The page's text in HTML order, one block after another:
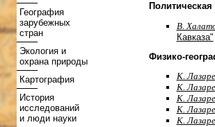
География
зарубежных
стран
Экология и
охрана природы
Картография
История
исследований
и люди науки
В.
Кавказа"
Физико-
К.
К.
К.
К.
К.